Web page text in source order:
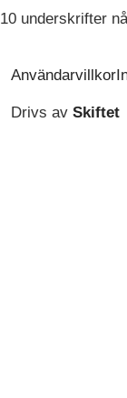
10 underskrifter
Användarvillkor
Drivs av Skiftet